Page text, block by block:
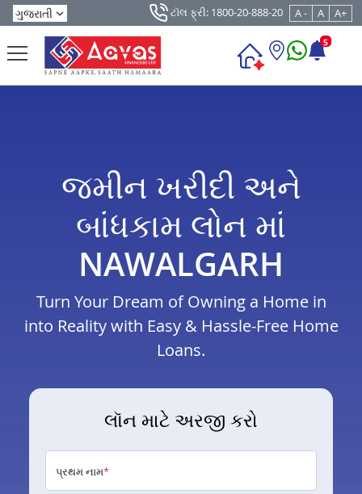
ટૉલ ફ્રી: 1800-20-888-20 A - A A+
5
જમીન ખરીદી અને
બાંધકામ લોન માં
NAWALGARH
Turn Your Dream of Owning a Home in
into Reality with Easy & Hassle-Free Home
Loans.
લૉન માટે અરજી કરો
પ્રથમ નામ*